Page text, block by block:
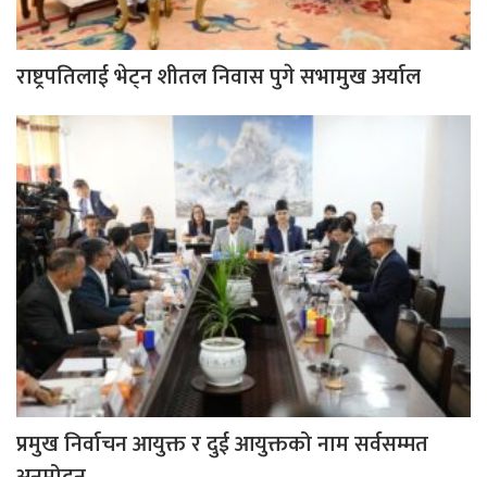
राष्ट्रपतिलाई भेट्न शीतल निवास पुगे सभामुख अर्याल
प्रमुख निर्वाचन आयुक्त र दुई आयुक्तको नाम सर्वसम्मत